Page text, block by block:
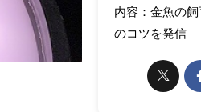
内容：金魚の
のコツを発信